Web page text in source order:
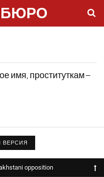
имя, проституткам –
ВЕРСИЯ
opposition